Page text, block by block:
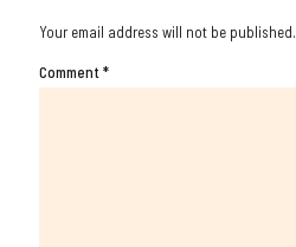
Your email address will not be published.
Comment *